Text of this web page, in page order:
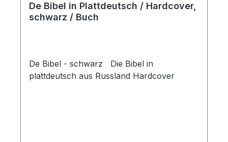
De Bibel in Plattdeutsch / Hardcover,
schwarz / Buch
De Bibel - schwarz Die Bibel in
plattdeutsch aus Russland Hardcover